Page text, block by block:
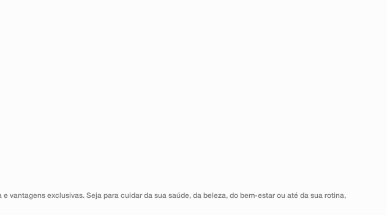
exclusivas. Seja para cuidar da sua saúde, da beleza, do bem-estar ou até da sua rotina,